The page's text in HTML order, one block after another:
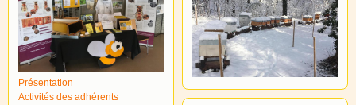
Présentation
Activités des adhérents